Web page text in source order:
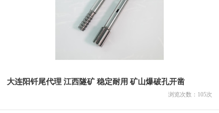
大连阳钎尾代理 江西隧矿 稳定耐用 矿山爆破孔开凿
浏览次数： 105次